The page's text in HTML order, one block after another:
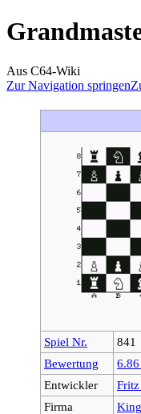
Aus C64-Wiki
Zur Navigation springen
Spiel Nr.
841
Bewertung
Entwickler
Firma